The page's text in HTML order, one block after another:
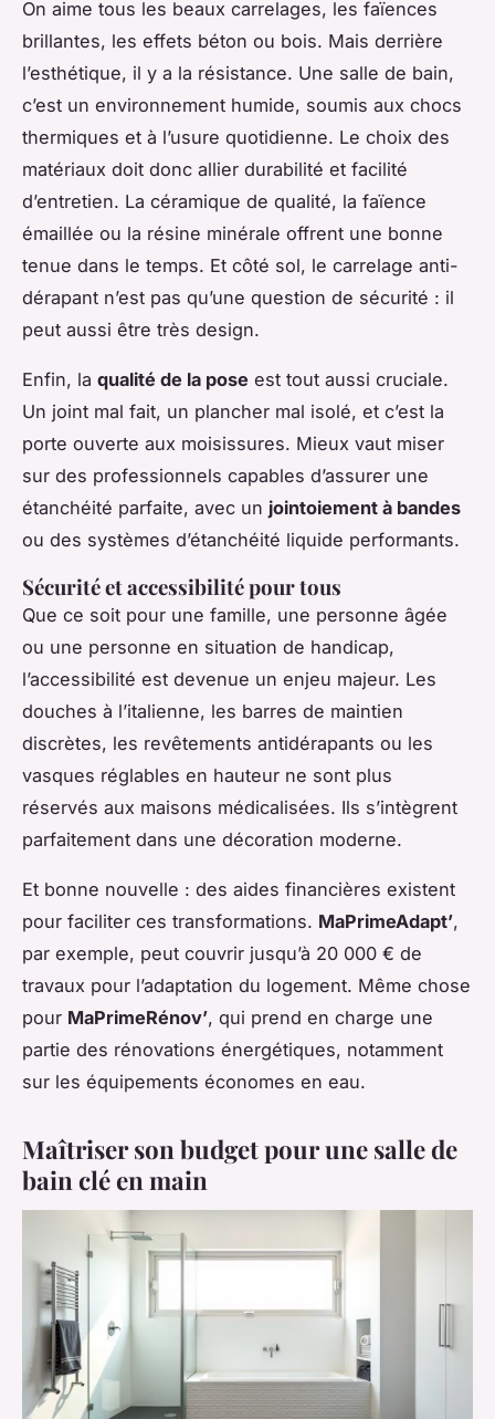
On aime tous les beaux carrelages, les faïences
brillantes, les effets béton ou bois. Mais derrière
l’esthétique, il y a la résistance. Une salle de bain,
c’est un environnement humide, soumis aux chocs
thermiques et à l’usure quotidienne. Le choix des
matériaux doit donc allier durabilité et facilité
d’entretien. La céramique de qualité, la faïence
émaillée ou la résine minérale offrent une bonne
tenue dans le temps. Et côté sol, le carrelage anti-
dérapant n’est pas qu’une question de sécurité : il
peut aussi être très design.
Enfin, la qualité de la pose est tout aussi cruciale.
Un joint mal fait, un plancher mal isolé, et c’est la
porte ouverte aux moisissures. Mieux vaut miser
sur des professionnels capables d’assurer une
étanchéité parfaite, avec un jointoiement à bandes
ou des systèmes d’étanchéité liquide performants.
Sécurité et accessibilité pour tous
Que ce soit pour une famille, une personne âgée
ou une personne en situation de handicap,
l’accessibilité est devenue un enjeu majeur. Les
douches à l’italienne, les barres de maintien
discrètes, les revêtements antidérapants ou les
vasques réglables en hauteur ne sont plus
réservés aux maisons médicalisées. Ils s’intègrent
parfaitement dans une décoration moderne.
Et bonne nouvelle : des aides financières existent
pour faciliter ces transformations. MaPrimeAdapt’,
par exemple, peut couvrir jusqu’à 20 000 € de
travaux pour l’adaptation du logement. Même chose
pour MaPrimeRénov’, qui prend en charge une
partie des rénovations énergétiques, notamment
sur les équipements économes en eau.
Maîtriser son budget pour une salle de
bain clé en main